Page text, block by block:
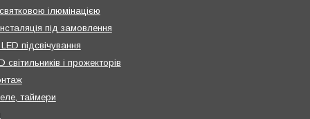
ілюмінацією
під замовлення
підсвічування
світильників і прожекторів
таймери